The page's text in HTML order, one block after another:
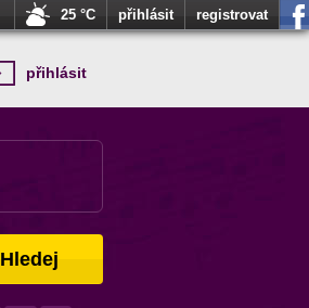
25 °C přihlásit registrovat
přihlásit
Hledej